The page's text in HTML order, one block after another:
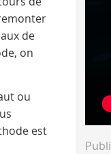
de
on
ou
est